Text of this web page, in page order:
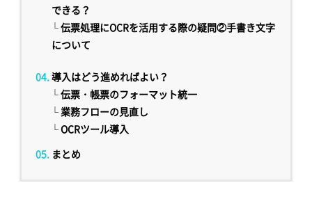
できる？
└伝票処理にOCRを活用する際の疑問②手書き文字
について
導入はどう進めればよい？
└伝票・帳票のフォーマット統一
└ 業務フローの見直し
└OCRツール導入
まとめ